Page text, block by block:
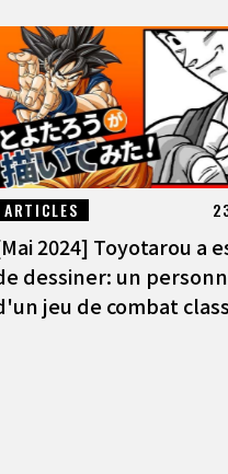
ARTICLES
2024] Toyotarou a
dessiner: un
jeu de combat